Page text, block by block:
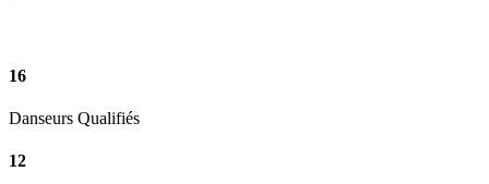
16
Danseurs Qualifiés
12